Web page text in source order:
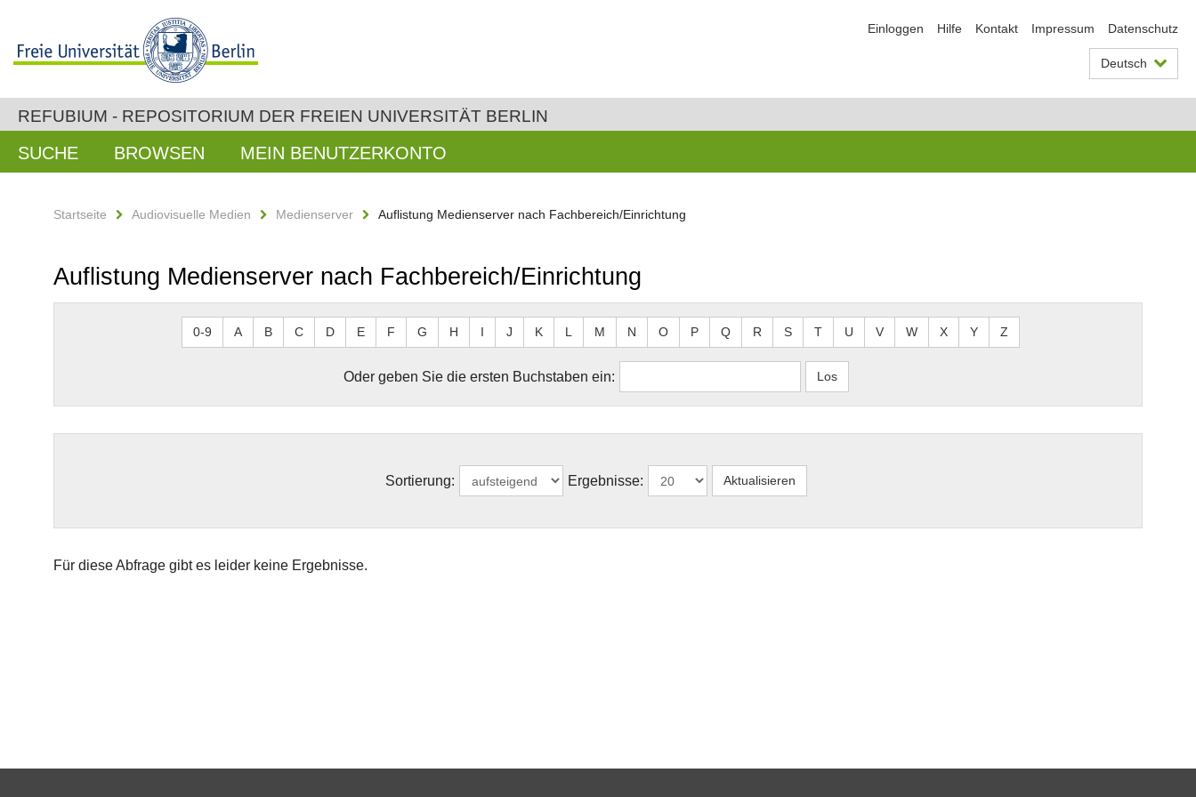
Einloggen Hilfe Kontakt Impressum Datenschutz
Deutsch
REFUBIUM - REPOSITORIUM DER FREIEN UNIVERSITÄT BERLIN
SUCHE BROWSEN MEIN BENUTZERKONTO
Startseite Audiovisuelle Medien Medienserver Auflistung Medienserver nach Fachbereich/Einrichtung
Auflistung Medienserver nach Fachbereich/Einrichtung
0-9 A B C D E F G H I J K L M N O P Q R S T U V W X Y Z
Oder geben Sie die ersten Buchstaben ein:
Sortierung: Ergebnisse:
Für diese Abfrage gibt es leider keine Ergebnisse.